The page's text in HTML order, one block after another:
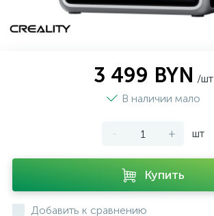
3 499 BYN /шт
В наличии мало
- + шт
Купить
Добавить к сравнению